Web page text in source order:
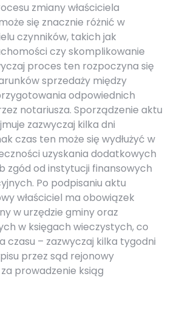
zmiany właściciela
się znacznie różnić w
czynników, takich jak
czy skomplikowanie
proces ten rozpoczyna się
sprzedaży między
odpowiednich
notariusza. Sporządzenie aktu
zazwyczaj kilka dni
czas ten może się wydłużyć w
uzyskania dodatkowych
zgód od instytucji finansowych
Po podpisaniu aktu
właściciel ma obowiązek
w urzędzie gminy oraz
w księgach wieczystych, co
czasu – zazwyczaj kilka tygodni
przez sąd rejonowy
prowadzenie ksiąg